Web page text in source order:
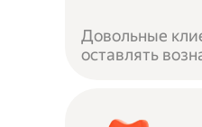
Довольные
оставлять